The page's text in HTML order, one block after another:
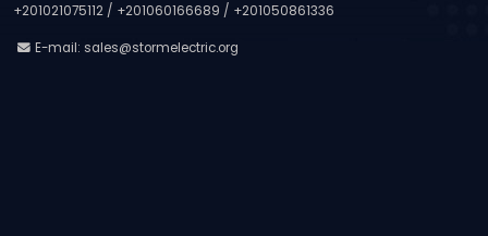
+201021075112 / +201060166689 / +201050861336
E-mail: sales@stormelectric.org